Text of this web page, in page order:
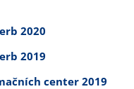
2020
2019
center 2019